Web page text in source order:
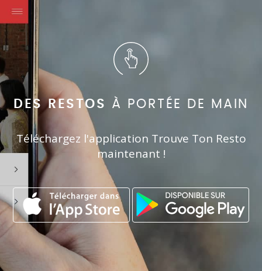
DES RESTOS À PORTÉE DE MAIN
Téléchargez l'application Trouve Ton Resto
maintenant !